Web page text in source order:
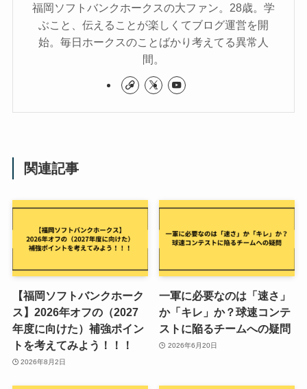
福岡ソフトバンクホークスの大ファン。28歳。学
ぶこと、伝えることが楽しくてブログ運営を開
始。毎日ホークスのことばかり考えてる異常人
間。
関連記事
【福岡ソフトバンクホーク
ス】2026年オフの（2027
年度に向けた）補強ポイン
トを考えてみよう！！！
2026年8月2日
一軍に必要なのは「速さ」
か「キレ」か？球速コンテ
ストに陥るチームへの疑問
2026年6月20日